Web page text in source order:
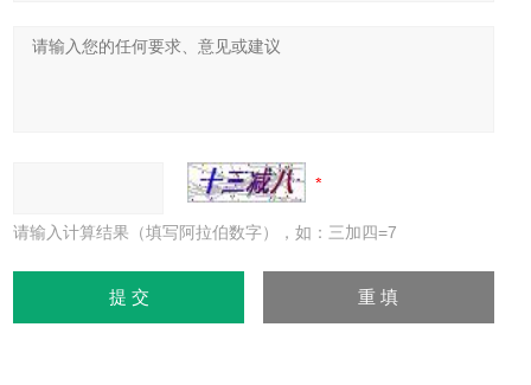
请输入计算结果（填写阿拉伯数字），如：三加四=7